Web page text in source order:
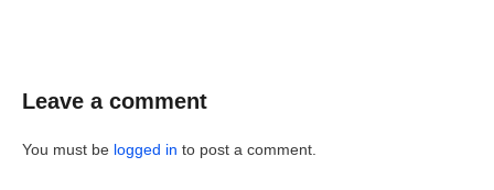
Leave a comment
You must be logged in to post a comment.